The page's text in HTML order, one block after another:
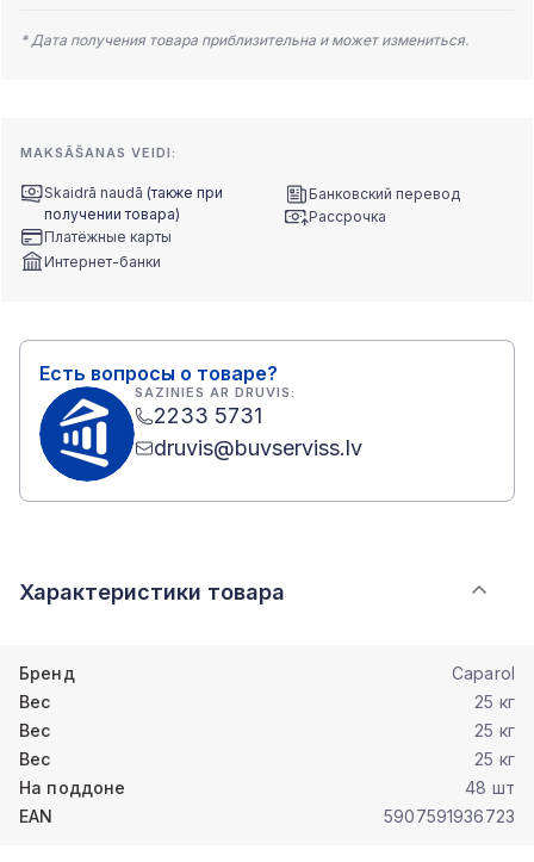
* Дата получения товара приблизительна и может измениться.
MAKSĀŠANAS VEIDI:
Skaidrā naudā (также при
получении товара)
Платёжные карты
Интернет-банки
Банковский перевод
Рассрочка
Есть вопросы о товаре?
SAZINIES AR DRUVIS:
2233 5731
druvis@buvserviss.lv
Характеристики товара
Бренд
Caparol
Вес
25 кг
Вес
25 кг
Вес
25 кг
На поддоне
48 шт
EAN
5907591936723